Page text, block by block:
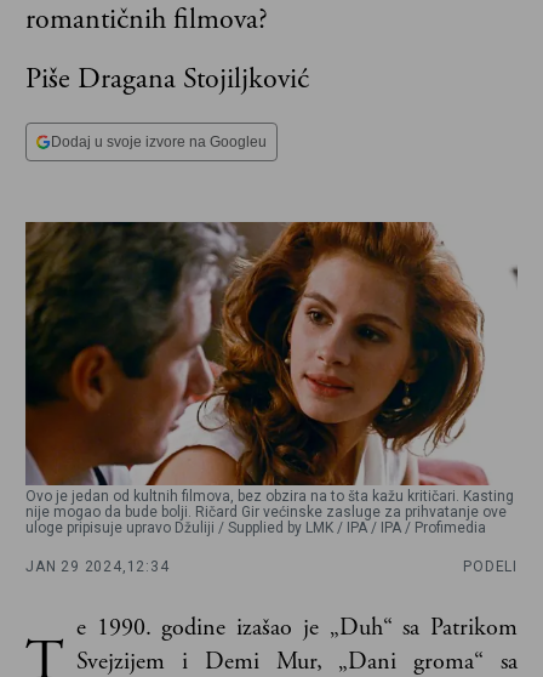
romantičnih filmova?
Piše Dragana Stojiljković
Dodaj u svoje izvore na Googleu
Ovo je jedan od kultnih filmova, bez obzira na to šta kažu kritičari. Kasting
nije mogao da bude bolji. Ričard Gir većinske zasluge za prihvatanje ove
uloge pripisuje upravo Džuliji / Supplied by LMK / IPA / IPA / Profimedia
JAN 29 2024, 12:34 PODELI
e 1990. godine izašao je „Duh“ sa Patrikom
Svejzijem i Demi Mur, „Dani groma“ sa